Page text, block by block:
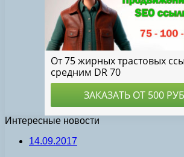
Интересные новости
14.09.2017